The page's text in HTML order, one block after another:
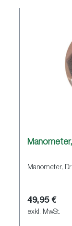
Manometer,
49,95 €
exkl. MwSt.